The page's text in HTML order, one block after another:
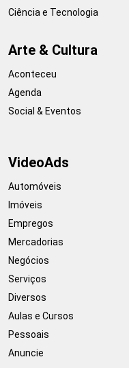
Ciência e Tecnologia
Arte & Cultura
Aconteceu
Agenda
Social & Eventos
VideoAds
Automóveis
Imóveis
Empregos
Mercadorias
Negócios
Serviços
Diversos
Aulas e Cursos
Pessoais
Anuncie